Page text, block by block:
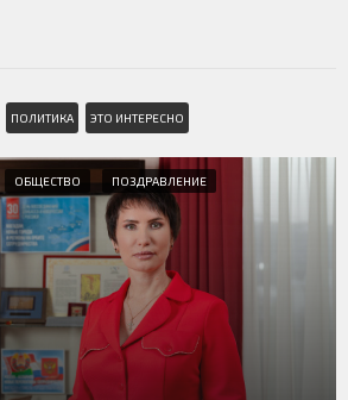
ПОЛИТИКА ЭТО ИНТЕРЕСНО
ОБЩЕСТВО ПОЗДРАВЛЕНИЕ